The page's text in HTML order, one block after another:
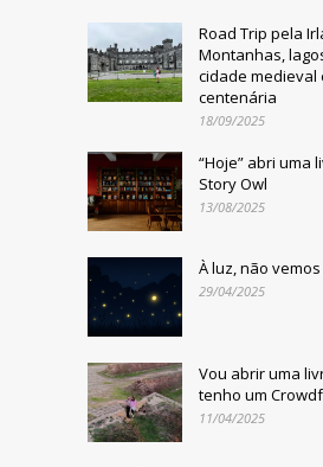
Road Trip pela
Montanhas,
cidade medieval
centenária
18/09/2025
“Hoje” abri uma
Story Owl
13/08/2025
À luz, não
29/04/2025
Vou abrir uma
tenho um
11/04/2025